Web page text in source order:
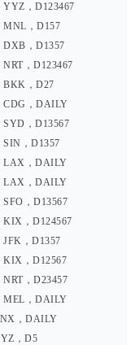
，D123467
MNL，D157
，D1357
，D123467
BKK，D27
CDG，DAILY
，D13567
，D1357
LAX，DAILY
LAX，DAILY
，D13567
，D124567
，D1357
KIX，D12567
，D23457
MEL，DAILY
，DAILY
，D5